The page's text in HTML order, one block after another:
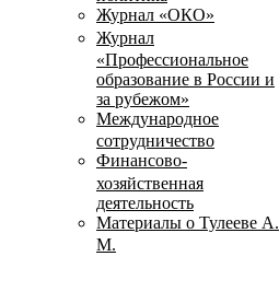
Журнал «ОКО»
Журнал
«Профессиональное
образование в России и
за рубежом»
Международное
сотрудничество
Финансово-
хозяйственная
деятельность
Материалы о Тулееве А.
М.